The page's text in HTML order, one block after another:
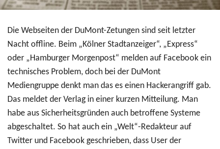
Die Webseiten der DuMont-Zetungen sind seit letzter
Nacht offline. Beim „Kölner Stadtanzeiger“, „Express“
oder „Hamburger Morgenpost“ melden auf Facebook ein
technisches Problem, doch bei der DuMont
Mediengruppe denkt man das es einen Hackerangriff gab.
Das meldet der Verlag in einer kurzen Mitteilung. Man
habe aus Sicherheitsgründen auch betroffene Systeme
abgeschaltet. So hat auch ein „Welt“-Redakteur auf
Twitter und Facebook geschrieben, dass User der